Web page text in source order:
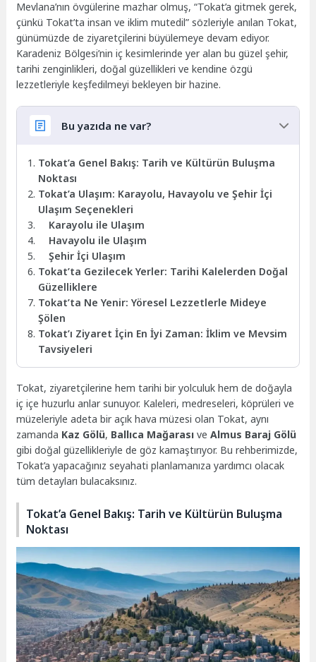
Mevlana’nın övgülerine mazhar olmuş, “Tokat’a gitmek gerek,
çünkü Tokat’ta insan ve iklim mutedil” sözleriyle anılan Tokat,
günümüzde de ziyaretçilerini büyülemeye devam ediyor.
Karadeniz Bölgesi’nin iç kesimlerinde yer alan bu güzel şehir,
tarihi zenginlikleri, doğal güzellikleri ve kendine özgü
lezzetleriyle keşfedilmeyi bekleyen bir hazine.
Bu yazıda ne var?
Tokat’a Genel Bakış: Tarih ve Kültürün Buluşma
Noktası
Tokat’a Ulaşım: Karayolu, Havayolu ve Şehir İçi
Ulaşım Seçenekleri
Karayolu ile Ulaşım
Havayolu ile Ulaşım
Şehir İçi Ulaşım
Tokat’ta Gezilecek Yerler: Tarihi Kalelerden Doğal
Güzelliklere
Tokat’ta Ne Yenir: Yöresel Lezzetlerle Mideye
Şölen
Tokat’ı Ziyaret İçin En İyi Zaman: İklim ve Mevsim
Tavsiyeleri
Tokat, ziyaretçilerine hem tarihi bir yolculuk hem de doğayla
iç içe huzurlu anlar sunuyor. Kaleleri, medreseleri, köprüleri ve
müzeleriyle adeta bir açık hava müzesi olan Tokat, aynı
zamanda Kaz Gölü, Ballıca Mağarası veAlmus Baraj Gölü
gibi doğal güzellikleriyle de göz kamaştırıyor. Bu rehberimizde,
Tokat’a yapacağınız seyahati planlamanıza yardımcı olacak
tüm detayları bulacaksınız.
Tokat’a Genel Bakış: Tarih ve Kültürün Buluşma
Noktası